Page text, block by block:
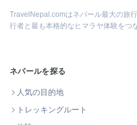
TravelNepal.comはネパール最大の旅
行者と最も本格的なヒマラヤ体験をつ
ネパールを探る
人気の目的地
トレッキングルート